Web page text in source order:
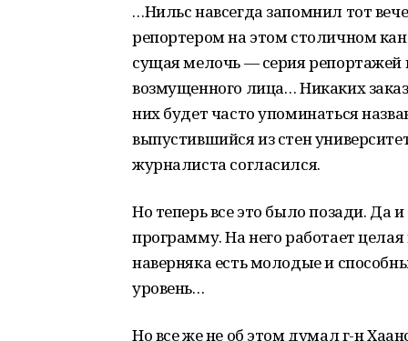
…Нильс навсегда запомнил тот
репортером на этом столичном
сущая мелочь — серия
возмущенного лица… Никаких
них будет часто упоминаться
выпустившийся из стен
журналиста согласился.
Но теперь все это было позади. Да
программу. На него работает
наверняка есть молодые и
уровень…
Но все же не об этом думал г-н